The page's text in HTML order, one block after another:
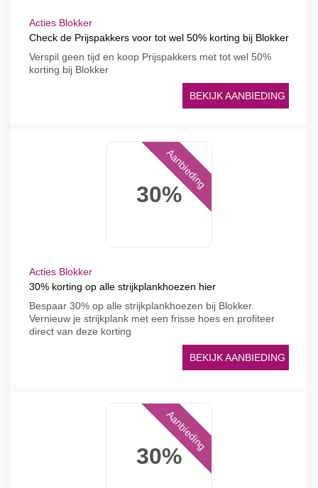
Acties Blokker
Check de Prijspakkers voor tot wel 50% korting bij Blokker
Verspil geen tijd en koop Prijspakkers met tot wel 50%
korting bij Blokker
BEKIJK AANBIEDING
30%
Aanbieding
Acties Blokker
30% korting op alle strijkplankhoezen hier
Bespaar 30% op alle strijkplankhoezen bij Blokker.
Vernieuw je strijkplank met een frisse hoes en profiteer
direct van deze korting
BEKIJK AANBIEDING
30%
Aanbieding